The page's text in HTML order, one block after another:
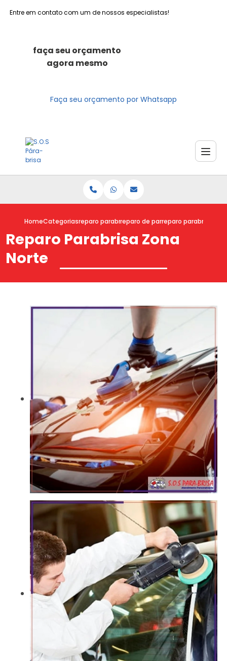
Entre em contato com um de nossos especialistas!
faça seu orçamento
agora mesmo
Faça seu orçamento por Whatsapp
HomeCategoriasreparo parabrisasreparo de parabrisareparo parabrisa
Reparo Parabrisa Zona
Norte